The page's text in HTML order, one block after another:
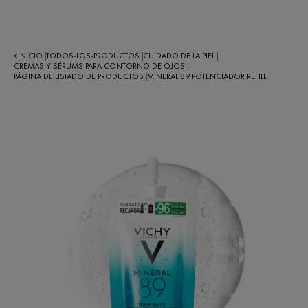
INICIO TODOS-LOS-PRODUCTOS CUIDADO DE LA PIEL
CREMAS Y SÉRUMS PARA CONTORNO DE OJOS
PÁGINA DE LISTADO DE PRODUCTOS MINERAL 89 POTENCIADOR REFILL